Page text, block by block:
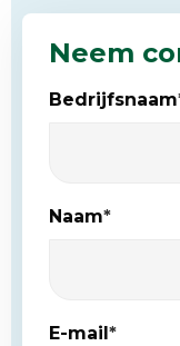
Neem
Bedrijfsnaam
Naam*
E-mail*